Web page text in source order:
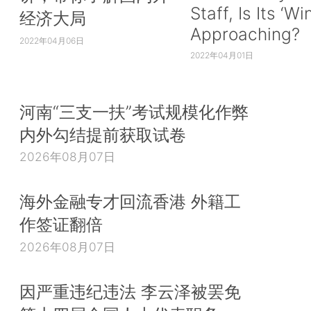
经济大局
2022年04月06日
Staff, Is Its
Approaching?
2022年04月01日
河南“三支一扶”考试规模化作弊
内外勾结提前获取试卷
2026年08月07日
海外金融专才回流香港 外籍工
作签证翻倍
2026年08月07日
因严重违纪违法 李云泽被罢免